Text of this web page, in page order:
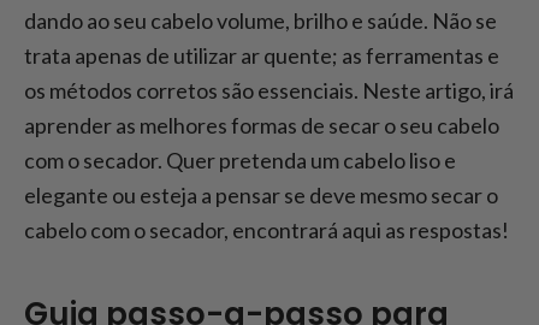
Como secar o cabelo liso com o secador
Conclusão - Como secar corretamente o
cabelo com o secador
dando ao seu cabelo volume, brilho e saúde. Não se
trata apenas de utilizar ar quente; as ferramentas e
os métodos corretos são essenciais. Neste artigo, irá
aprender as melhores formas de secar o seu cabelo
com o secador. Quer pretenda um cabelo liso e
elegante ou esteja a pensar se deve mesmo secar o
cabelo com o secador, encontrará aqui as respostas!
Guia passo-a-passo para